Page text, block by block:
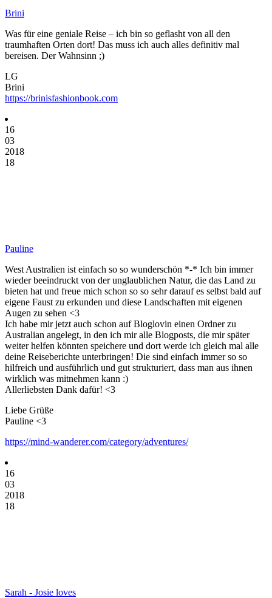
Brini
Was für eine geniale Reise – ich bin so geflasht von all den
traumhaften Orten dort! Das muss ich auch alles definitiv mal
bereisen. Der Wahnsinn ;)
LG
Brini
https://brinisfashionbook.com
16
03
2018
18
Pauline
West Australien ist einfach so so wunderschön *-* Ich bin immer
wieder beeindruckt von der unglaublichen Natur, die das Land zu
bieten hat und freue mich schon so so sehr darauf es selbst bald auf
eigene Faust zu erkunden und diese Landschaften mit eigenen
Augen zu sehen <3
Ich habe mir jetzt auch schon auf Bloglovin einen Ordner zu
Australian angelegt, in den ich mir alle Blogposts, die mir später
weiter helfen könnten speichere und dort werde ich gleich mal alle
deine Reiseberichte unterbringen! Die sind einfach immer so so
hilfreich und ausführlich und gut strukturiert, dass man aus ihnen
wirklich was mitnehmen kann :)
Allerliebsten Dank dafür! <3
Liebe Grüße
Pauline <3
https://mind-wanderer.com/category/adventures/
16
03
2018
18
Sarah - Josie loves